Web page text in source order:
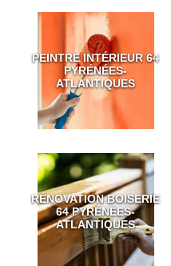
PEINTRE INTÉRIEUR 64
PYRÉNÉES-
ATLANTIQUES
RÉNOVATION BOISERIE
64 PYRÉNÉES-
ATLANTIQUES